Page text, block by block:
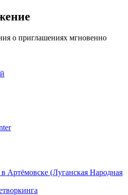
о приглашениях мгновенно
Артёмовске (Луганская Народная